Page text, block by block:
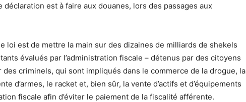
déclaration est à faire aux douanes, lors des passages aux
loi est de mettre la main sur des dizaines de milliards de shekels
évalués par l’administration fiscale – détenus par des citoyens
criminels, qui sont impliqués dans le commerce de la drogue, la
d’armes, le racket et, bien sûr, la vente d’actifs et d’équipements
fiscale afin d’éviter le paiement de la fiscalité afférente.